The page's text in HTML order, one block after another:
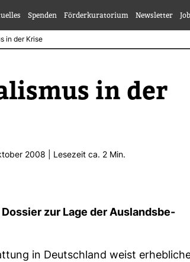
Spenden Förderkuratorium Newsletter
in der Krise
in der
2008 | Lese­zeit ca. 2 Min.
zur Lage der Aus­lands­be­
in Deutsch­land weist